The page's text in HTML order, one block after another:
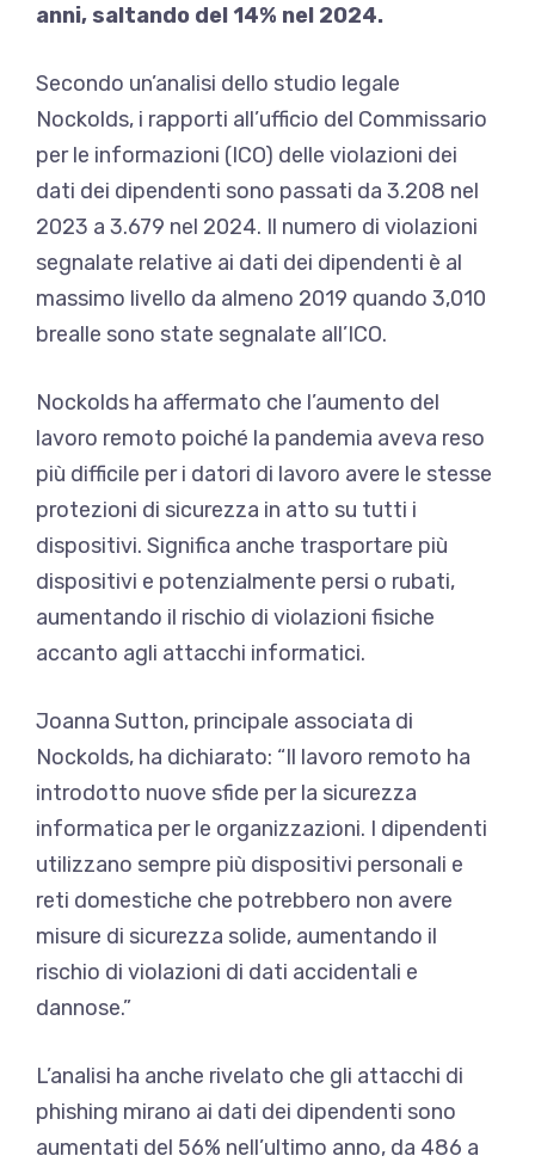
anni, saltando del 14% nel 2024.
Secondo un’analisi dello studio legale
Nockolds, i rapporti all’ufficio del Commissario
per le informazioni (ICO) delle violazioni dei
dati dei dipendenti sono passati da 3.208 nel
2023 a 3.679 nel 2024. Il numero di violazioni
segnalate relative ai dati dei dipendenti è al
massimo livello da almeno 2019 quando 3,010
brealle sono state segnalate all’ICO.
Nockolds ha affermato che l’aumento del
lavoro remoto poiché la pandemia aveva reso
più difficile per i datori di lavoro avere le stesse
protezioni di sicurezza in atto su tutti i
dispositivi. Significa anche trasportare più
dispositivi e potenzialmente persi o rubati,
aumentando il rischio di violazioni fisiche
accanto agli attacchi informatici.
Joanna Sutton, principale associata di
Nockolds, ha dichiarato: “Il lavoro remoto ha
introdotto nuove sfide per la sicurezza
informatica per le organizzazioni. I dipendenti
utilizzano sempre più dispositivi personali e
reti domestiche che potrebbero non avere
misure di sicurezza solide, aumentando il
rischio di violazioni di dati accidentali e
dannose.”
L’analisi ha anche rivelato che gli attacchi di
phishing mirano ai dati dei dipendenti sono
aumentati del 56% nell’ultimo anno, da 486 a